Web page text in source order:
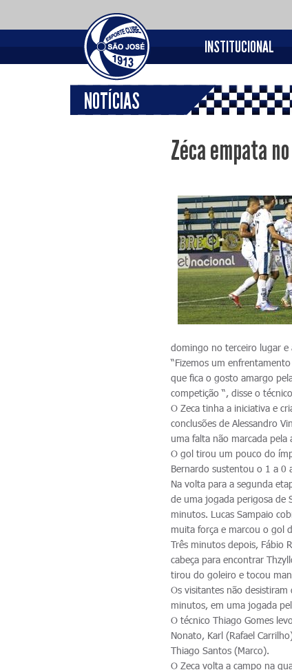
INSTITUCIONAL
NOTÍCIAS
Zéca empata
domingo no terceiro lugar e
“Fizemos um
que fica o gosto amargo
competição “, disse o
O Zeca tinha a iniciativa e
conclusões de Alessandro
uma falta não marcada
O gol tirou um pouco do
Bernardo sustentou o 1 a 0
Na volta para a segunda
de uma jogada perigosa de
minutos. Lucas Sampaio
muita força e marcou o gol
Três minutos depois, Fábio
cabeça para encontrar
tirou do goleiro e tocou
Os visitantes não
minutos, em uma jogada
O técnico Thiago Gomes
Nonato, Karl (Rafael
Thiago Santos (Marco).
O Zeca volta a campo na